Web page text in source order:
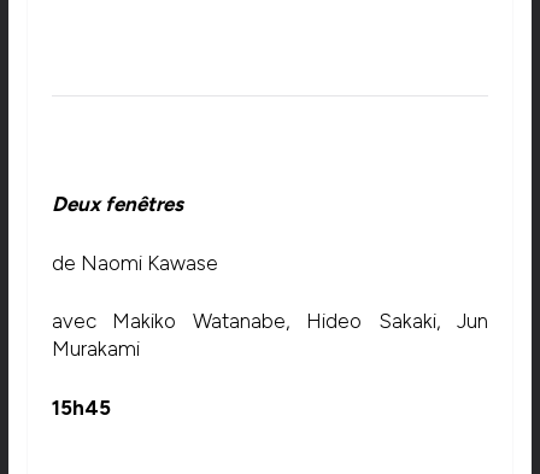
Deux fenêtres
de Naomi Kawase
avec Makiko Watanabe, Hideo Sakaki, Jun
Murakami
15h45